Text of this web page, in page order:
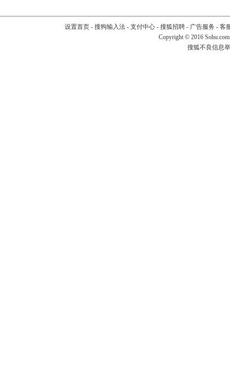
设置首页- 搜狗输入法- 支付中心- 搜狐招聘- 广告服务 - 客
Copyright © 2016
搜狐不良信息